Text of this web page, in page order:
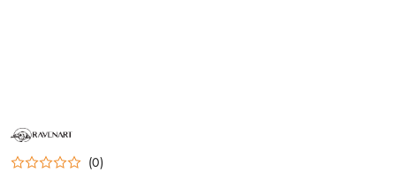
NAZWA
PRODUCENTA:
RAVENART (0)